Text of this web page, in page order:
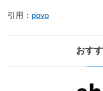
引用： povo
おす